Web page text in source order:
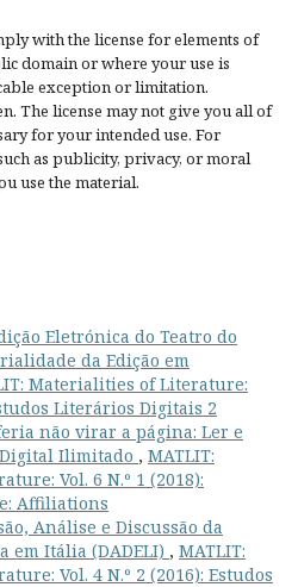
with the license for elements of
domain or where your use is
exception or limitation.
The license may not give you all of
for your intended use. For
as publicity, privacy, or moral
use the material.
Eletrónica do Teatro do
da Edição em
Materialities of Literature:
Literários Digitais 2
não virar a página: Ler e
Digital Ilimitado , MATLIT:
Vol. 6 N.º 1 (2018):
Affiliations
Análise e Discussão da
em Itália (DADELI) , MATLIT:
Vol. 4 N.º 2 (2016): Estudos